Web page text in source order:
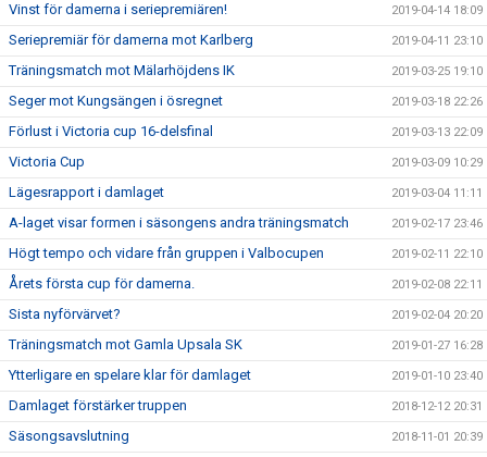
Vinst för damerna i seriepremiären! 2019-04-14 18:09
Seriepremiär för damerna mot Karlberg 2019-04-11 23:10
Träningsmatch mot Mälarhöjdens IK 2019-03-25 19:10
Seger mot Kungsängen i ösregnet 2019-03-18 22:26
Förlust i Victoria cup 16-delsfinal 2019-03-13 22:09
Victoria Cup 2019-03-09 10:29
Lägesrapport i damlaget 2019-03-04 11:11
A-laget visar formen i säsongens andra träningsmatch 2019-02-17 23:46
Högt tempo och vidare från gruppen i Valbocupen 2019-02-11 22:10
Årets första cup för damerna. 2019-02-08 22:11
Sista nyförvärvet? 2019-02-04 20:20
Träningsmatch mot Gamla Upsala SK 2019-01-27 16:28
Ytterligare en spelare klar för damlaget 2019-01-10 23:40
Damlaget förstärker truppen 2018-12-12 20:31
Säsongsavslutning 2018-11-01 20:39